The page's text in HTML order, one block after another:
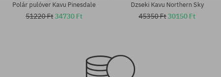
XL
Polár pulóver Kavu Pinesdale
51220 Ft34730 Ft
Dzseki Kavu Northern Sky
45350 Ft30150 Ft